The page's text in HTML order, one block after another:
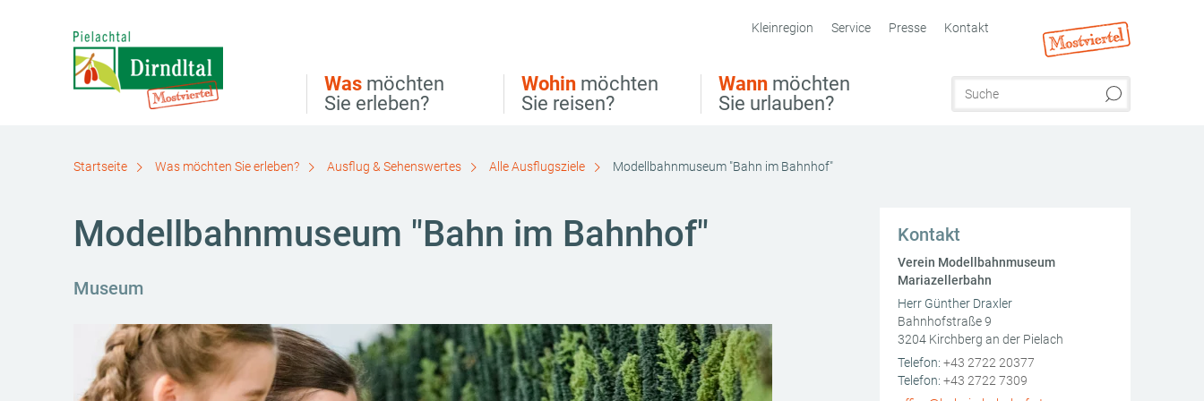
Direkt zum Inhalt
Was möchten
Sie erleben?
Wohin möchten
Sie reisen?
Wann möchten
Sie urlauben?
Kleinregion Service Presse Kontakt
Startseite Was möchten Sie erleben? Ausflug & Sehenswertes Alle Ausflugsziele Modellbahnmuseum "Bahn im Bahnhof"
Modellbahnmuseum "Bahn im Bahnhof"
Museum
Kontakt
Verein Modellbahnmuseum
Mariazellerbahn
Herr Günther Draxler
Bahnhofstraße 9
3204 Kirchberg an der Pielach
AT
Telefon: +43 2722 20377
Telefon: +43 2722 7309